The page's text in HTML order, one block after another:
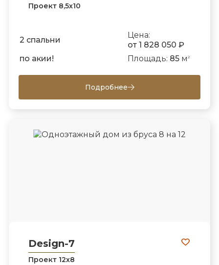
Проект 8,5х10
2 спальни
Цена:
от 1 828 050 ₽
по акии!
Площадь: 85м 2
Подробнее
Design-7
Проект 12х8